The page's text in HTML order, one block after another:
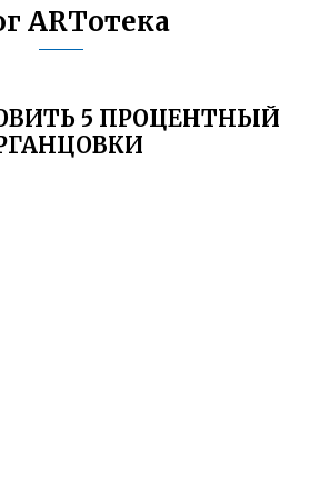
ARTотека
5 ПРОЦЕНТНЫЙ